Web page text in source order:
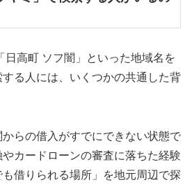
日高町 ソフ闇」といった地域名を
る人には、いくつかの共通した背
らの借入がすでにできない状態で
カードローンの審査に落ちた経験
借りられる場所」を地元周辺で探